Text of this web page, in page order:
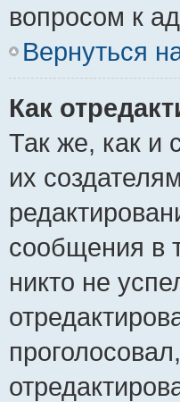
вопросом к
Вернуться
Как
Так же, как и
их
сообщения в
никто не